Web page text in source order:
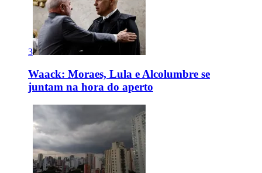
3
Waack: Moraes, Lula e Alcolumbre se
juntam na hora do aperto